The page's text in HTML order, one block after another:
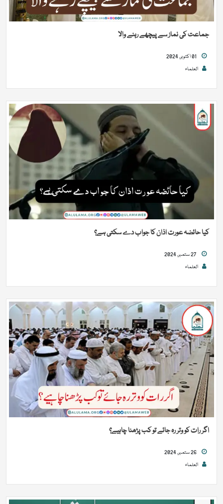
جماعت کی نماز سے پیچھے رہنے والا
العلماء
کیا حائضہ عورت اذان کا جواب دے سکتی ہے؟
العلماء
اگر رات کو وتر رہ جائے تو کب پڑھنا چاہیے؟
العلماء